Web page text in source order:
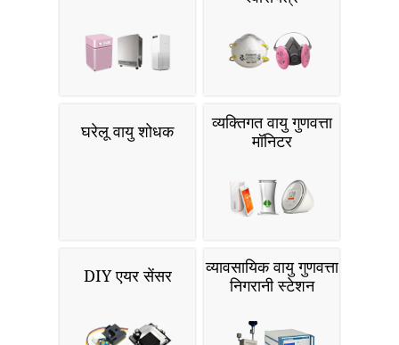
घरेलू वायु शोधक
व्यक्तिगत वायु गुणवत्ता
मॉनिटर
DIY एयर सेंसर
व्यावसायिक वायु गुणवत्ता
निगरानी स्टेशन